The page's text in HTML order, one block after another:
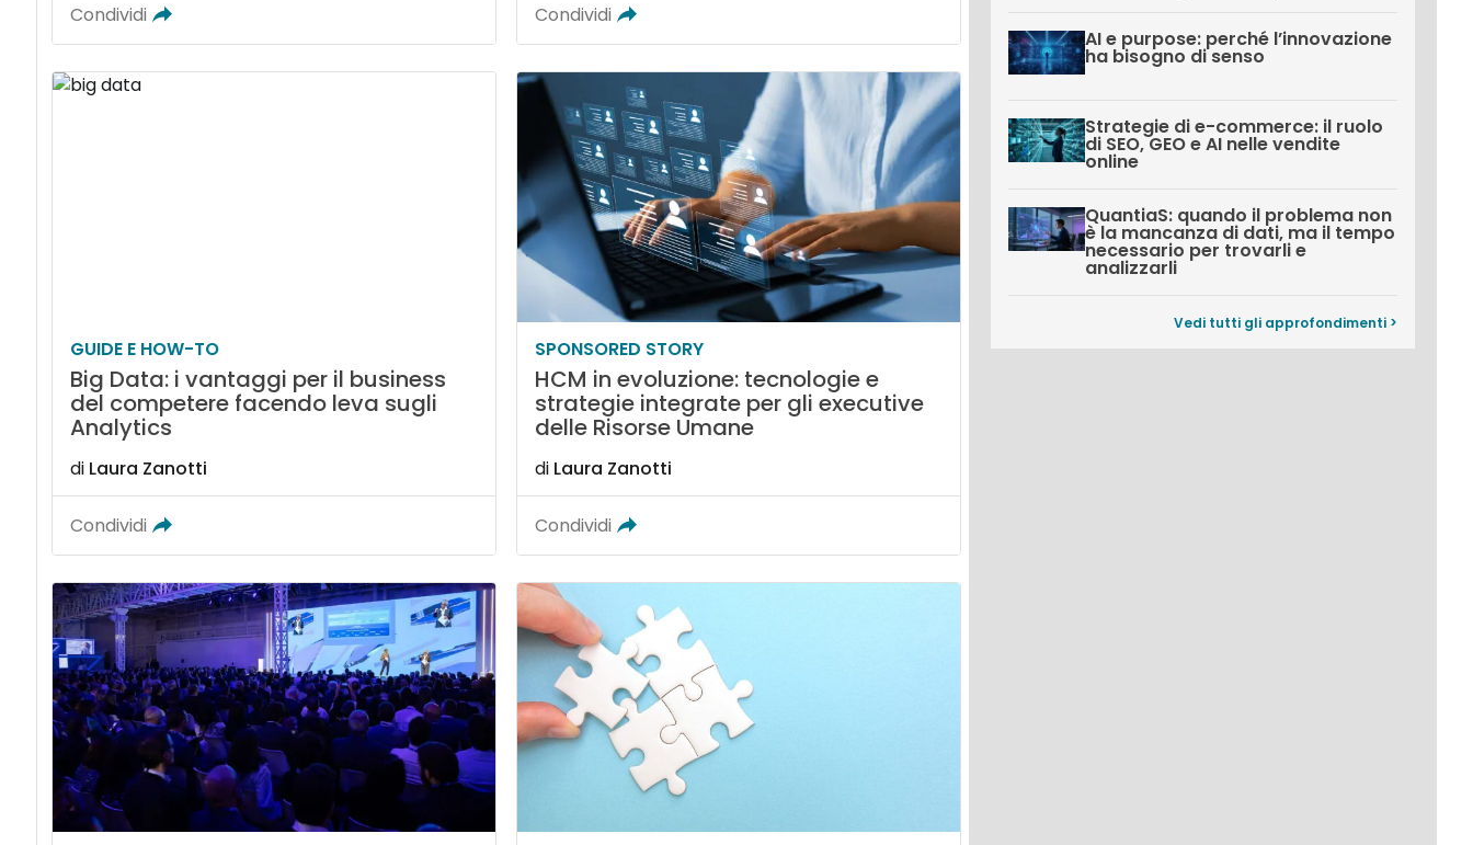
Condividi Condividi
GUIDE E HOW-TO
Big Data: i vantaggi per il business
del competere facendo leva sugli
Analytics
di Laura Zanotti
Condividi
SPONSORED STORY
HCM in evoluzione: tecnologie e
strategie integrate per gli executive
delle Risorse Umane
di Laura Zanotti
Condividi
AI e purpose: perché l’innovazione
ha bisogno di senso
Strategie di e-commerce: il ruolo
di SEO, GEO e AI nelle vendite
online
QuantiaS: quando il problema non
è la mancanza di dati, ma il tempo
necessario per trovarli e
analizzarli
Vedi tutti gli approfondimenti >